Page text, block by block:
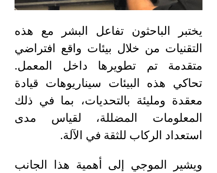
يختبر الباحثون تفاعل البشر مع هذه
التقنيات من خلال بيئات واقع افتراضي
متقدمة تم تطويرها داخل المعمل.
تحاكي هذه البيئات سيناريوهات قيادة
معقدة ومليئة بالتحديات، بما في ذلك
المعلومات المضللة، لقياس مدى
استعداد الركاب للثقة في الآلة.
ويشير الموجي إلى أهمية هذا الجانب